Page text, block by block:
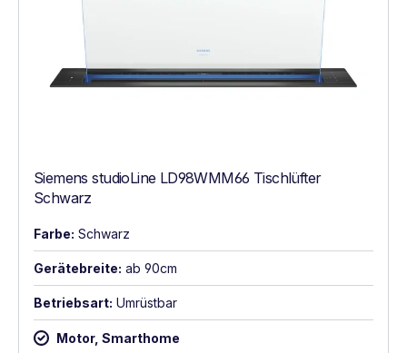
Siemens studioLine LD98WMM66 Tischlüfter
Schwarz
Farbe: Schwarz
Gerätebreite: ab 90cm
Betriebsart: Umrüstbar
Motor, Smarthome